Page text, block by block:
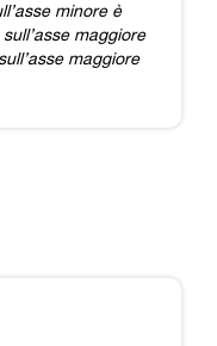
minore è
maggiore
maggiore